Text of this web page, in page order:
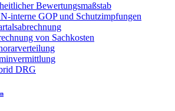
Bewertungsmaßstab
interne GOP und Schutzimpfungen
von Sachkosten
DRG